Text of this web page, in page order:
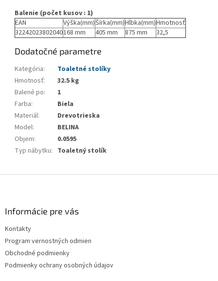
Balenie (počet kusov : 1)
EAN
Výška(mm)Šírka(mm)Hĺbka(mm)Hmotnosť
32242023802040168 mm 405 mm 875 mm 32,5
Dodatočné parametre
Kategória:
Toaletné stolíky
Hmotnosť:
32.5 kg
Balené po:
1
Farba:
Biela
Materiál:
Drevotrieska
Model:
BELINA
Objem:
0.0595
Typ nábytku: Toaletný stolík
Informácie pre vás
Kontakty
Program vernostných odmien
Obchodné podmienky
Podmienky ochrany osobných údajov